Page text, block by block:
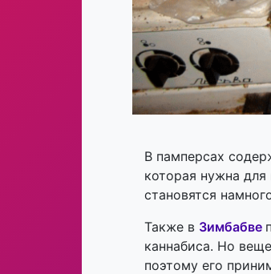
В памперсах
которая нужна
становятся
Также в Зимбабве
каннабиса. Но
поэтому его